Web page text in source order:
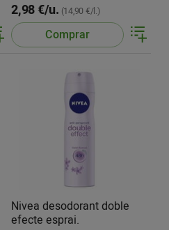
2,98 €/u. (14,90 €/l.)
Comprar
Nivea desodorant doble
efecte esprai.